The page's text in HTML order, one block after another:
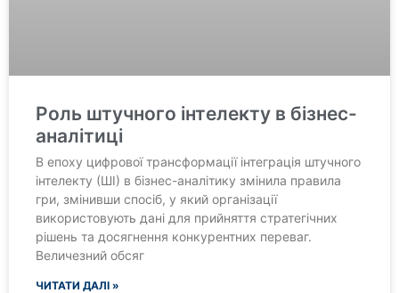
Роль штучного інтелекту в бізнес-
аналітиці
В епоху цифрової трансформації інтеграція штучного
інтелекту (ШІ) в бізнес-аналітику змінила правила
гри, змінивши спосіб, у який організації
використовують дані для прийняття стратегічних
рішень та досягнення конкурентних переваг.
Величезний обсяг
ЧИТАТИ ДАЛІ »